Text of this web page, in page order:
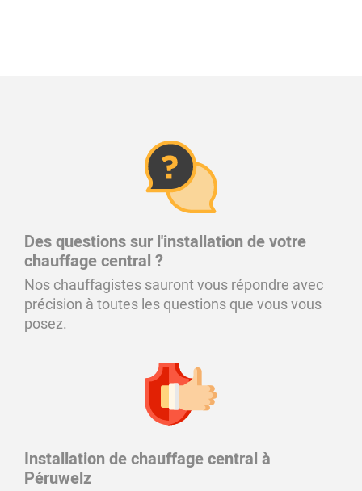
Des questions sur l'installation de votre
chauffage central ?
Nos chauffagistes sauront vous répondre avec
précision à toutes les questions que vous vous
posez.
Installation de chauffage central à
Péruwelz